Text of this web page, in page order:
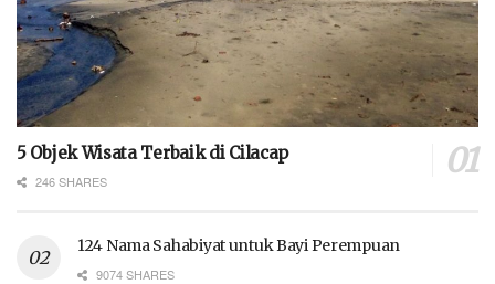
5 Objek Wisata Terbaik di Cilacap
246 SHARES
124 Nama Sahabiyat untuk Bayi Perempuan
9074 SHARES